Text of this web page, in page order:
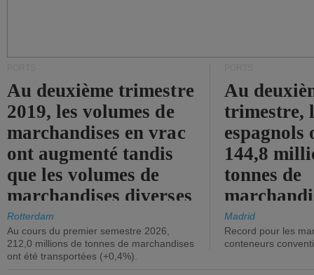
Au deuxième trimestre
2019, les volumes de
marchandises en vrac
ont augmenté tandis
que les volumes de
marchandises diverses
ont diminué.
Rotterdam
Au cours du premier semestre 2026,
212,0 millions de tonnes de marchandises
ont été transportées (+0,4%).
Au
trimestre,
144,8
tonnes de
(+2,9%).
Madrid
Record pour les
conteneurs